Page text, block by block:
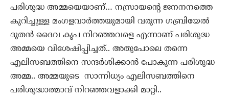
പരിശുദ്ധ അമ്മയെയാണ്… നസ്രായന്റെ ജനനനത്തെ
കുറിച്ചുള്ള മംഗളവാർത്തയുമായി വരുന്ന ഗബ്രിയേൽ
ദൂതൻ ദൈവ കൃപ നിറഞ്ഞവളെ എന്നാണ് പരിശുദ്ധ
അമ്മയെ വിശേഷിപ്പിച്ചത്.. അതുപോലെ തന്നെ
എലിസബത്തിനെ സന്ദർശിക്കാൻ പോകുന്ന പരിശുദ്ധ
അമ്മ.. അമ്മയുടെ സാന്നിധ്യം എലിസബത്തിനെ
പരിശുദ്ധാത്മാവ് നിറഞ്ഞവളാക്കി മാറ്റി..